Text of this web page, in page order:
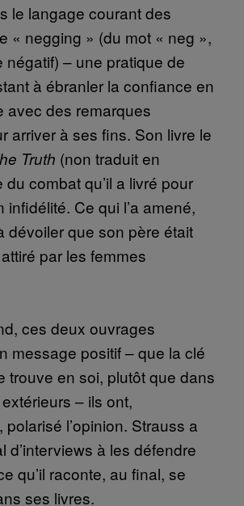
le langage courant des
« negging » (du mot « neg »,
négatif) – une pratique de
à ébranler la confiance en
avec des remarques
arriver à ses fins. Son livre le
Truth (non traduit en
combat qu’il a livré pour
infidélité. Ce qui l’a amené,
dévoiler que son père était
par les femmes
ces deux ouvrages
message positif – que la clé
trouve en soi, plutôt que dans
– ils ont,
polarisé l’opinion. Strauss a
d’interviews à les défendre
qu’il raconte, au final, se
ses livres.